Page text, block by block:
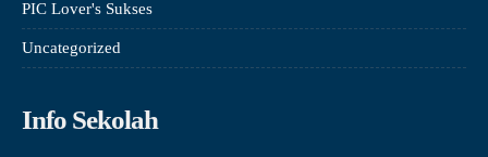
PIC Lover's Sukses
Uncategorized
Info Sekolah